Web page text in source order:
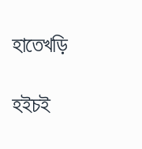
হাতেখড়ি
হইচই